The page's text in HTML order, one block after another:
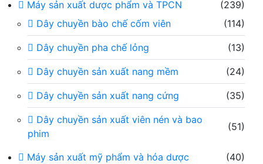
Máy sản xuất dược phẩm và TPCN
(239)
Dây chuyền bào chế cốm viên
(114)
Dây chuyền pha chế lỏng (13)
Dây chuyền sản xuất nang mềm (24)
Dây chuyền sản xuất nang cứng (35)
Dây chuyền sản xuất viên nén và bao
phim
(51)
Máy sản xuất mỹ phẩm và hóa dược
(40)